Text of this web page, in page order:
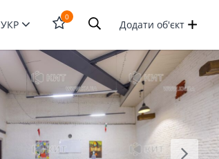
УКР
0
Відкрити
форму
пошука
Додати об'єкт